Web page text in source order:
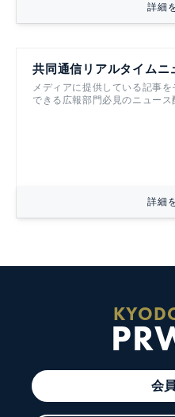
詳細
共同通信リアルタイムニ
メディアに提供している記事を
できる広報部門必見のニュース
詳細
会